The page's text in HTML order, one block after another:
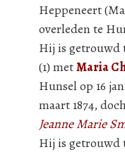
Heppeneert
overleden te
Hij is getrouwd
(1) metMaria
Hunsel op 16
maart 1874,
Jeanne Marie
Hij is getrouwd